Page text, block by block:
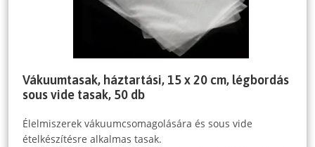
Vákuumtasak, háztartási, 15 x 20 cm, légbordás
sous vide tasak, 50 db
Élelmiszerek vákuumcsomagolására és sous vide
ételkészítésre alkalmas tasak.